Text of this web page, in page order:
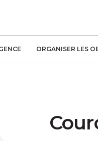
ORGANISER LES